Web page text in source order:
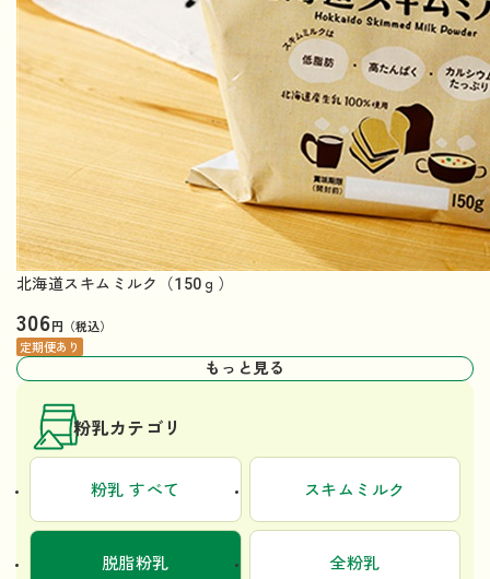
北海道スキムミルク（150ｇ）
306円（税込）
定期便あり
もっと見る
粉乳カテゴリ
粉乳 すべて スキムミルク
脱脂粉乳 全粉乳